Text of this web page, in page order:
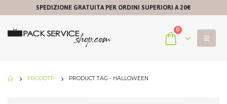
SPEDIZIONE GRATUITA PER ORDINI SUPERIORI A 20€
0
PRODOTTI PRODUCT TAG - HALLOWEEN